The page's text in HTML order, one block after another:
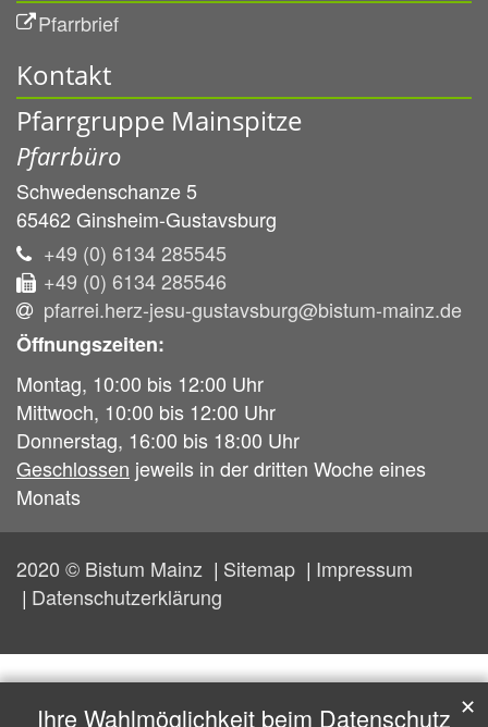
Pfarrbrief
Kontakt
Pfarrgruppe Mainspitze
Pfarrbüro
Schwedenschanze 5
65462 Ginsheim-Gustavsburg
+49 (0) 6134 285545
+49 (0) 6134 285546
pfarrei.herz-jesu-gustavsburg@bistum-mainz.de
Öffnungszeiten:
Montag, 10:00 bis 12:00 Uhr
Mittwoch, 10:00 bis 12:00 Uhr
Donnerstag, 16:00 bis 18:00 Uhr
Geschlossen jeweils in der dritten Woche eines
Monats
2020 © Bistum Mainz Sitemap
Impressum
Datenschutzerklärung
Ihre Wahlmöglichkeit beim Datenschutz ✕